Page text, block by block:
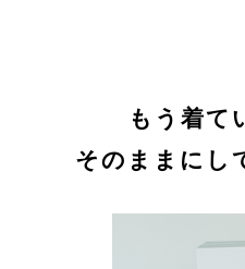
もう着て
そのままにし